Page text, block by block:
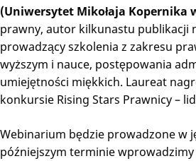
(Uniwersytet Mikołaja Kopernika
prawny, autor kilkunastu publikacji
prowadzący szkolenia z zakresu
wyższym i nauce, postępowania
umiejętności miękkich. Laureat
konkursie Rising Stars Prawnicy –
Webinarium będzie prowadzone w
późniejszym terminie